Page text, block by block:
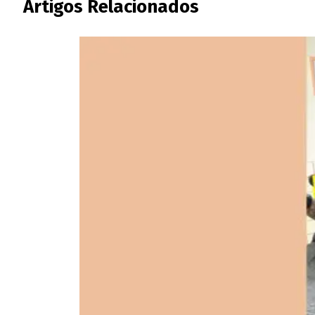
Artigos Relacionados